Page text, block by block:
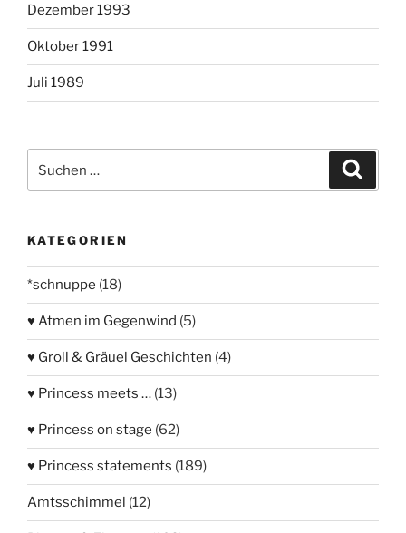
Dezember 1993
Oktober 1991
Juli 1989
nach:
KATEGORIEN
*schnuppe (18)
♥ Atmen im Gegenwind (5)
♥ Groll & Gräuel Geschichten (4)
♥ Princess meets … (13)
♥ Princess on stage (62)
♥ Princess statements (189)
Amtsschimmel (12)